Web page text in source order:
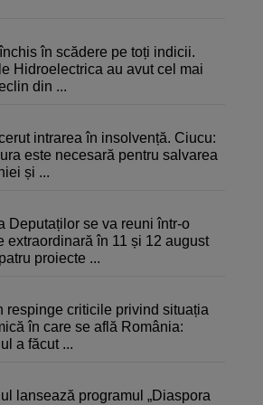
în scădere pe toți indicii.
Hidroelectrica au avut cel mai
din ...
intrarea în insolvență. Ciucu:
este necesară pentru salvarea
și ...
Deputaților se va reuni într-o
extraordinară în 11 și 12 august
proiecte ...
respinge criticile privind situația
în care se află România:
a făcut ...
lansează programul „Diaspora